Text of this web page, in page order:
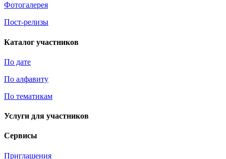
Фотогалерея
Пост-релизы
Каталог участников
По дате
По алфавиту
По тематикам
Услуги для участников
Сервисы
Приглашения